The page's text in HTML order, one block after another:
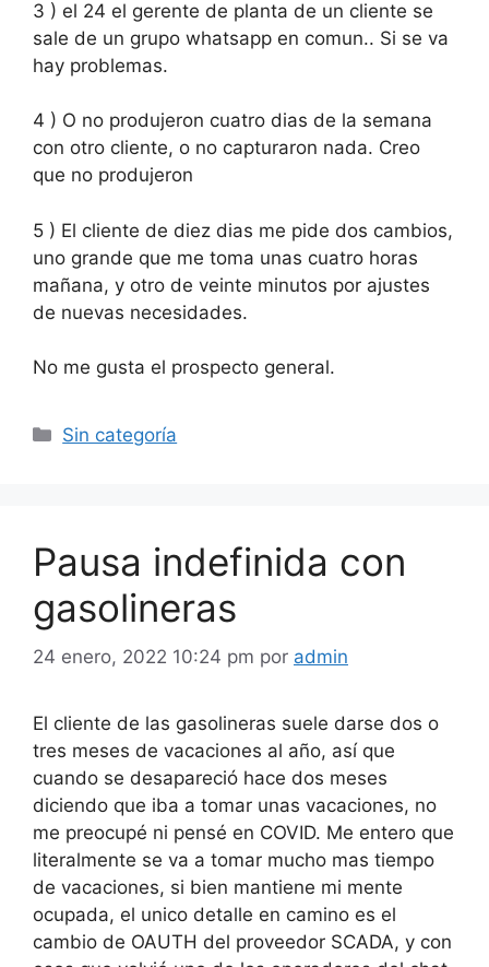
3 ) el 24 el gerente de planta de un cliente se
sale de un grupo whatsapp en comun.. Si se va
hay problemas.
4 ) O no produjeron cuatro dias de la semana
con otro cliente, o no capturaron nada. Creo
que no produjeron
5 ) El cliente de diez dias me pide dos cambios,
uno grande que me toma unas cuatro horas
mañana, y otro de veinte minutos por ajustes
de nuevas necesidades.
No me gusta el prospecto general.
Categorías
Sin categoría
Pausa indefinida con
gasolineras
24 enero, 2022 10:24 pm por admin
El cliente de las gasolineras suele darse dos o
tres meses de vacaciones al año, así que
cuando se desapareció hace dos meses
diciendo que iba a tomar unas vacaciones, no
me preocupé ni pensé en COVID. Me entero que
literalmente se va a tomar mucho mas tiempo
de vacaciones, si bien mantiene mi mente
ocupada, el unico detalle en camino es el
cambio de OAUTH del proveedor SCADA, y con